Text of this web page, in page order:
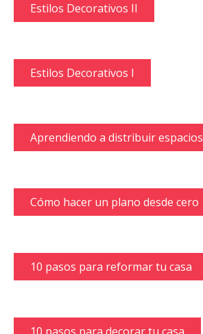
Estilos Decorativos II
Estilos Decorativos I
Aprendiendo a distribuir espacios
Cómo hacer un plano desde cero
10 pasos para reformar tu casa